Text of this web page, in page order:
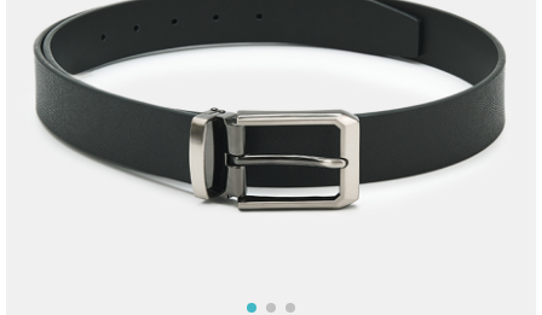
Москва